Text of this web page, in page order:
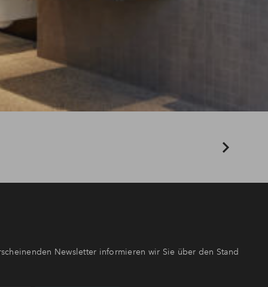
Newsletter informieren wir Sie über den Stand